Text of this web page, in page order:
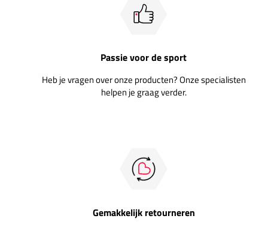
Passie voor de sport
Heb je vragen over onze producten? Onze specialisten
helpen je graag verder.
Gemakkelijk retourneren